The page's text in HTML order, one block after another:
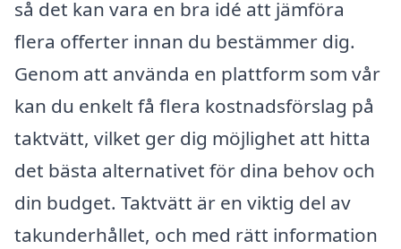
så det kan vara en bra idé att jämföra
flera offerter innan du bestämmer dig.
Genom att använda en plattform som vår
kan du enkelt få flera kostnadsförslag på
taktvätt, vilket ger dig möjlighet att hitta
det bästa alternativet för dina behov och
din budget. Taktvätt är en viktig del av
takunderhållet, och med rätt information